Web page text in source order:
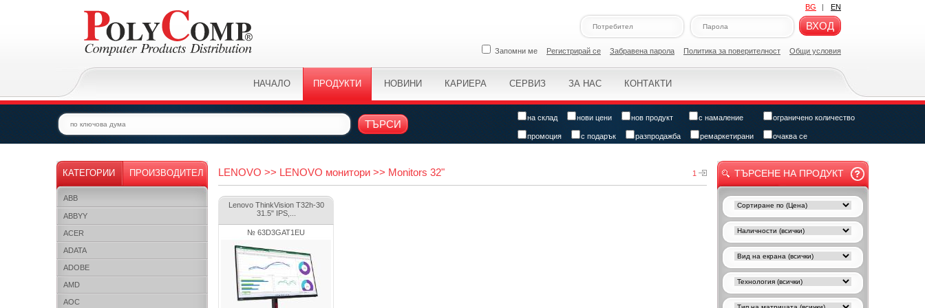
BG | EN
ВХОД
Запомни ме Регистрирай се Забравена парола Политикa за поверителност Общи условия
НАЧАЛО ПРОДУКТИ НОВИНИ КАРИЕРА СЕРВИЗ ЗА НАС КОНТАКТИ
ТЪРСИ
на склад нови цени нов продукт с намаление ограничено количество
промоция с подарък разпродажба ремаркетирани очаква се
КАТЕГОРИИ ПРОИЗВОДИТЕЛ
ABB
ABBYY
ACER
ADATA
ADOBE
AMD
AOC
1
LENOVO >> LENOVO монитори >> Monitors 32"
Lenovo ThinkVision T32h-30
31.5" IPS,...
№ 63D3GAT1EU
ТЪРСЕНЕ НА ПРОДУКТ